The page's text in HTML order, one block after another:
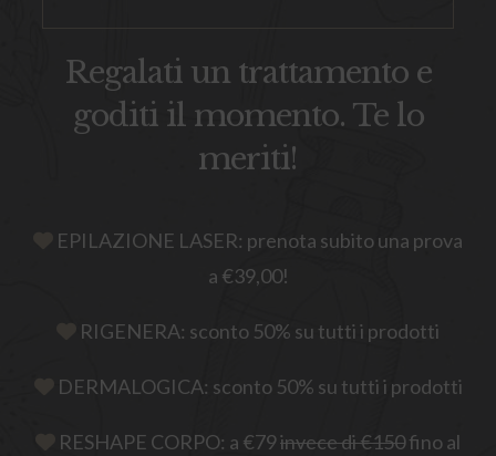
Regalati un trattamento e
goditi il momento. Te lo
meriti!
EPILAZIONE LASER: prenota subito una prova
a €39,00!
RIGENERA: sconto 50% su tutti i prodotti
DERMALOGICA: sconto 50% su tutti i prodotti
RESHAPE CORPO: a €79invece di €150fino al